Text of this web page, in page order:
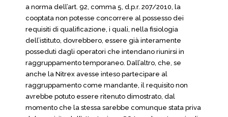
a norma dell’art. 92, comma 5, d.p.r. 207/2010, la
cooptata non potesse concorrere al possesso dei
requisiti di qualificazione, i quali, nella fisiologia
dell’istituto, dovrebbero, essere già interamente
posseduti dagli operatori che intendano riunirsi in
raggruppamento temporaneo. Dall’altro, che, se
anche la Nitrex avesse inteso partecipare al
raggruppamento come mandante, il requisito non
avrebbe potuto essere ritenuto dimostrato, dal
momento che la stessa sarebbe comunque stata priva